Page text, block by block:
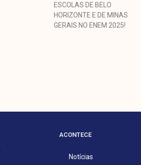
ESCOLAS DE BELO
HORIZONTE E DE MINAS
GERAIS NO ENEM 2025!
ACONTECE
Notícias